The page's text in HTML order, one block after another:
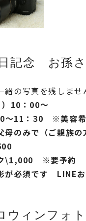
記念 お孫
の写真を残しませ
10：00～
～11：30 ※美容希
みで（ご親族の
ク\1,000 ※要予約
須です LINEお
ウィンフォ